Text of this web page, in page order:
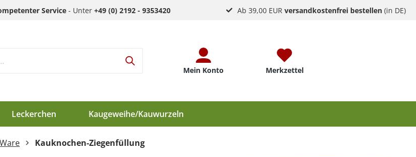
Service- Unter +49 (0) 2192 - 9353420 Ab 39,00 EURversandkostenfrei bestellen (in DE)
Mein Konto Merkzettel
Leckerchen Kaugeweihe/Kauwurzeln
Kauknochen-Ziegenfüllung